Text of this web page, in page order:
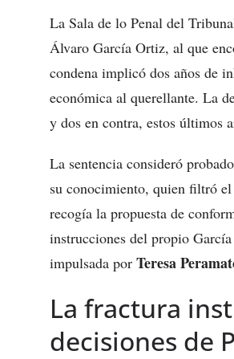
La Sala de lo Penal del
Álvaro García Ortiz, al que
condena implicó dos años de
económica al querellante. La
y dos en contra, estos últimos
La sentencia consideró
su conocimiento, quien filtró
recogía la propuesta de
instrucciones del propio
impulsada por Teresa
La fractura
decisiones de